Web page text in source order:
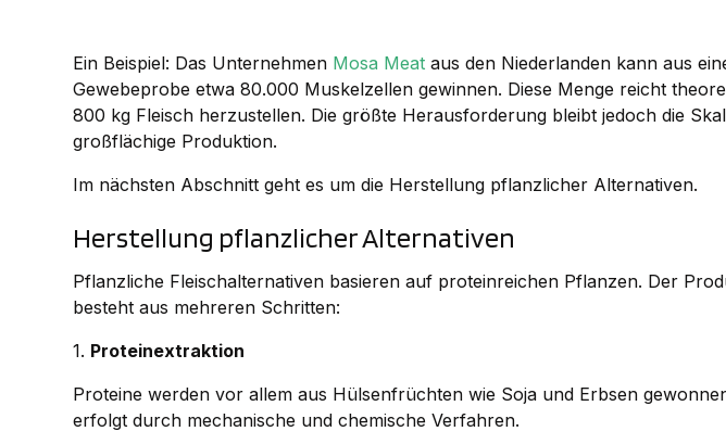
Ein Beispiel: Das Unternehmen Mosa Meat aus den Niederlanden kann aus
Gewebeprobe etwa 80.000 Muskelzellen gewinnen. Diese Menge reicht
800 kg Fleisch herzustellen. Die größte Herausforderung bleibt jedoch die
großflächige Produktion.
Im nächsten Abschnitt geht es um die Herstellung pflanzlicher Alternativen.
Herstellung pflanzlicher Alternativen
Pflanzliche Fleischalternativen basieren auf proteinreichen Pflanzen. Der
besteht aus mehreren Schritten:
1. Proteinextraktion
Proteine werden vor allem aus Hülsenfrüchten wie Soja und Erbsen
erfolgt durch mechanische und chemische Verfahren.